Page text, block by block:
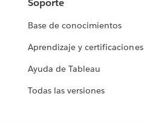
Soporte
Base de conocimientos
Aprendizaje y certificaciones
Ayuda de Tableau
Todas las versiones